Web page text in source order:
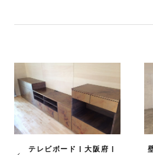
テレビボード | 大阪府 |